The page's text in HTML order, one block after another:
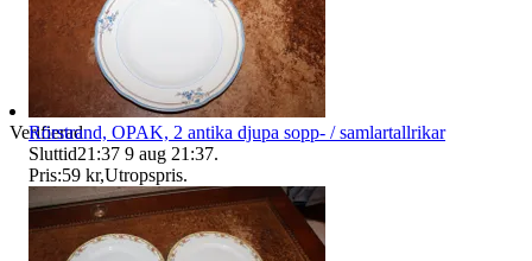
Verifierad
Rörstrand, OPAK, 2 antika djupa sopp- / samlartallrikar
Sluttid21:37 9 aug 21:37.
Pris:59 kr,Utropspris.